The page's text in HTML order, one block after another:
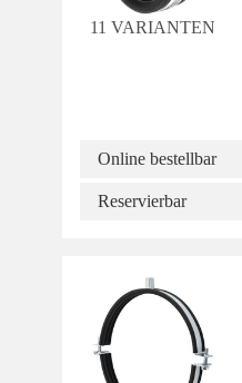
11 VARIANTEN
Online bestellbar
Reservierbar